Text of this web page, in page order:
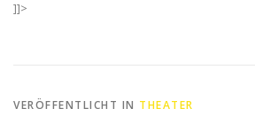
]]>
VERÖFFENTLICHT IN THEATER